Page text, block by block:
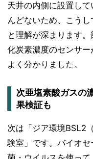
天井の内側に設置し
んどないため、こう
と理解が深まります
化炭素濃度のセンサ
よく分かりました。
次亜塩素酸ガスの
果検証も
次は「ジア環境BSL2
験室」です。バイオ